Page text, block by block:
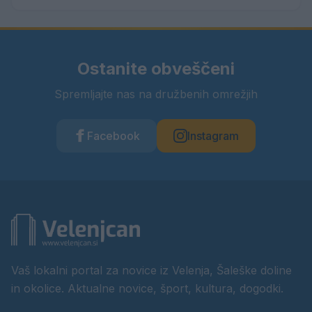
Ostanite obveščeni
Spremljajte nas na družbenih omrežjih
Facebook Instagram
Vaš lokalni portal za novice iz Velenja, Šaleške doline
in okolice. Aktualne novice, šport, kultura, dogodki.